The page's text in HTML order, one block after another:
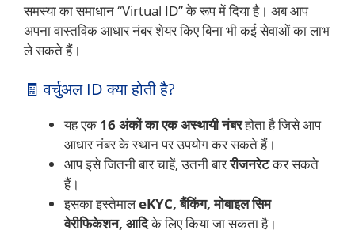
समस्या का समाधान “Virtual ID” के रूप में दिया है। अब आप
अपना वास्तविक आधार नंबर शेयर किए बिना भी कई सेवाओं का लाभ
ले सकते हैं।
🧾 वर्चुअल ID क्या होती है?
यह एक 16 अंकों का एक अस्थायी नंबरहोता है जिसे आप
आधार नंबर के स्थान पर उपयोग कर सकते हैं।
आप इसे जितनी बार चाहें, उतनी बाररीजनरेटकर सकते
हैं।
इसका इस्तेमालeKYC, बैंकिंग, मोबाइल सिम
वेरीफिकेशन, आदिके लिए किया जा सकता है।